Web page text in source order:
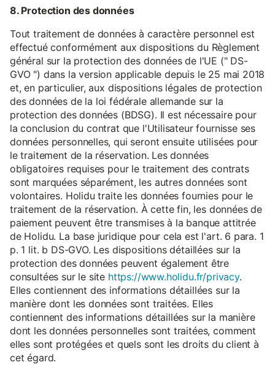
8. Protection des données
Tout traitement de données à caractère personnel est
effectué conformément aux dispositions du Règlement
général sur la protection des données de l'UE (" DS-
GVO ") dans la version applicable depuis le 25 mai 2018
et, en particulier, aux dispositions légales de protection
des données de la loi fédérale allemande sur la
protection des données (BDSG). Il est nécessaire pour
la conclusion du contrat que l'Utilisateur fournisse ses
données personnelles, qui seront ensuite utilisées pour
le traitement de la réservation. Les données
obligatoires requises pour le traitement des contrats
sont marquées séparément, les autres données sont
volontaires. Holidu traite les données fournies pour le
traitement de la réservation. À cette fin, les données de
paiement peuvent être transmises à la banque attitrée
de Holidu. La base juridique pour cela est l'art. 6 para. 1
p. 1 lit. b DS-GVO. Les dispositions détaillées sur la
protection des données peuvent également être
consultées sur le site https://www.holidu.fr/privacy.
Elles contiennent des informations détaillées sur la
manière dont les données sont traitées. Elles
contiennent des informations détaillées sur la manière
dont les données personnelles sont traitées, comment
elles sont protégées et quels sont les droits du client à
cet égard.